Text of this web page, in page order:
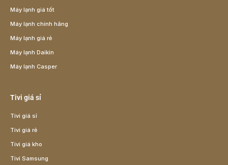
Máy lạnh giá tốt
Máy lạnh chính hãng
Máy lạnh giá rẻ
Máy lạnh Daikin
Máy lạnh Casper
Tivi giá sỉ
Tivi giá sỉ
Tivi giá rẻ
Tivi giá kho
Tivi Samsung